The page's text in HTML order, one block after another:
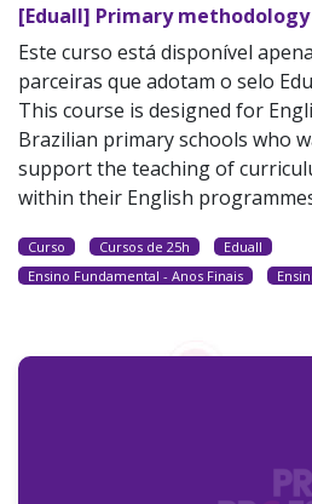
[Eduall] Primary methodology
Este curso está disponível
parceiras que adotam o selo
This course is designed for
Brazilian primary schools who
support the teaching of
within their English
Curso Cursos de 25h
Eduall
Ensino Fundamental - Anos Finais